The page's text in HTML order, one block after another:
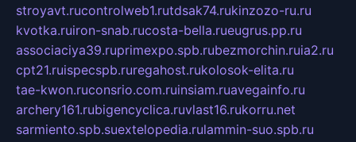
stroyavt.rucontrolweb1.rutdsak74.rukinzozo-ru.ru
kvotka.ruiron-snab.rucosta-bella.rueugrus.pp.ru
associaciya39.ruprimexpo.spb.rubezmorchin.ruia2.ru
cpt21.ruispecspb.ruregahost.rukolosok-elita.ru
tae-kwon.ruconsrio.com.ruinsiam.ruavegainfo.ru
archery161.rubigencyclica.ruvlast16.rukorru.net
sarmiento.spb.suextelopedia.rulammin-suo.spb.ru